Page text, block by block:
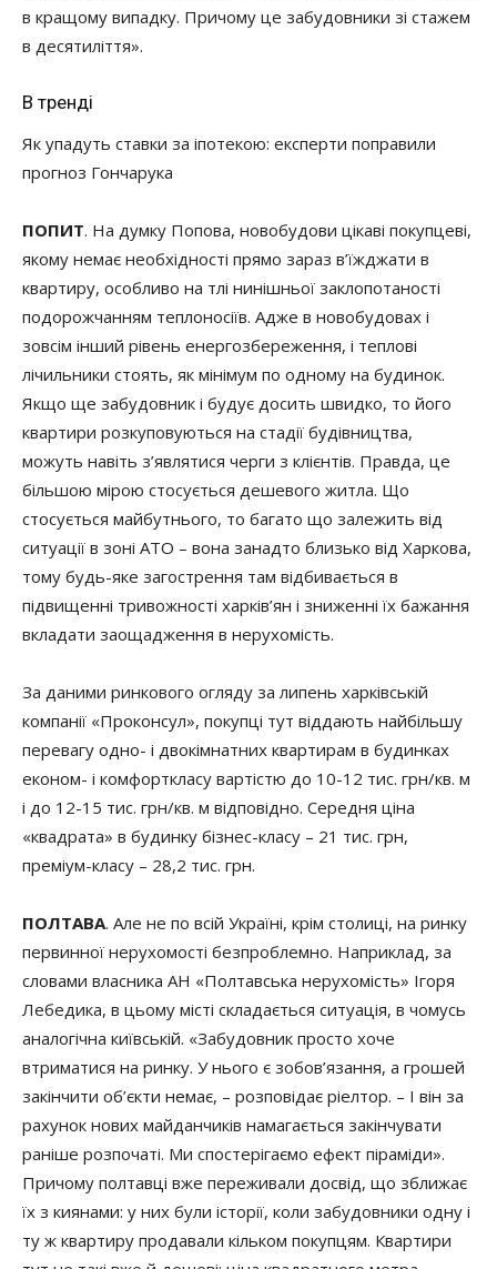
в кращому випадку. Причому це забудовники зі стажем
в десятиліття».
В тренді
Як упадуть ставки за іпотекою: експерти поправили
прогноз Гончарука
ПОПИТ. На думку Попова, новобудови цікаві покупцеві,
якому немає необхідності прямо зараз в’їжджати в
квартиру, особливо на тлі нинішньої заклопотаності
подорожчанням теплоносіїв. Адже в новобудовах і
зовсім інший рівень енергозбереження, і теплові
лічильники стоять, як мінімум по одному на будинок.
Якщо ще забудовник і будує досить швидко, то його
квартири розкуповуються на стадії будівництва,
можуть навіть з’являтися черги з клієнтів. Правда, це
більшою мірою стосується дешевого житла. Що
стосується майбутнього, то багато що залежить від
ситуації в зоні АТО – вона занадто близько від Харкова,
тому будь-яке загострення там відбивається в
підвищенні тривожності харків’ян і зниженні їх бажання
вкладати заощадження в нерухомість.
За даними ринкового огляду за липень харківській
компанії «Проконсул», покупці тут віддають найбільшу
перевагу одно- і двокімнатних квартирам в будинках
економ- і комфорткласу вартістю до 10-12 тис. грн/кв. м
і до 12-15 тис. грн/кв. м відповідно. Середня ціна
«квадрата» в будинку бізнес-класу – 21 тис. грн,
преміум-класу – 28,2 тис. грн.
ПОЛТАВА. Але не по всій Україні, крім столиці, на ринку
первинної нерухомості безпроблемно. Наприклад, за
словами власника АН «Полтавська нерухомість» Ігоря
Лебедика, в цьому місті складається ситуація, в чомусь
аналогічна київській. «Забудовник просто хоче
втриматися на ринку. У нього є зобов’язання, а грошей
закінчити об’єкти немає, – розповідає ріелтор. – І він за
рахунок нових майданчиків намагається закінчувати
раніше розпочаті. Ми спостерігаємо ефект піраміди».
Причому полтавці вже переживали досвід, що зближає
їх з киянами: у них були історії, коли забудовники одну і
ту ж квартиру продавали кільком покупцям. Квартири